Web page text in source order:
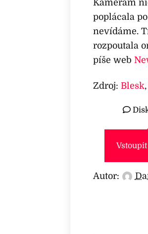
Kamerám
poplácala
nevídáme.
rozpoutala
píše web
Zdroj: Blesk,
Autor: